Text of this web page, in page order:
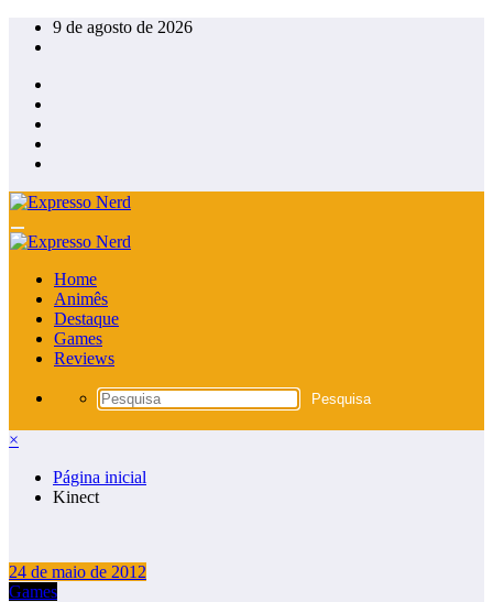
Pular
para
conteúdo
9 de agosto de 2026
Home
Animês
Destaque
Games
Reviews
×
Página inicial
Kinect
24 de maio de 2012
Games